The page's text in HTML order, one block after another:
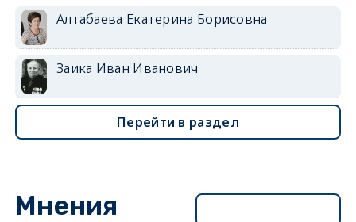
Алтабаева Екатерина Борисовна
Заика Иван Иванович
Перейти в раздел
Мнения